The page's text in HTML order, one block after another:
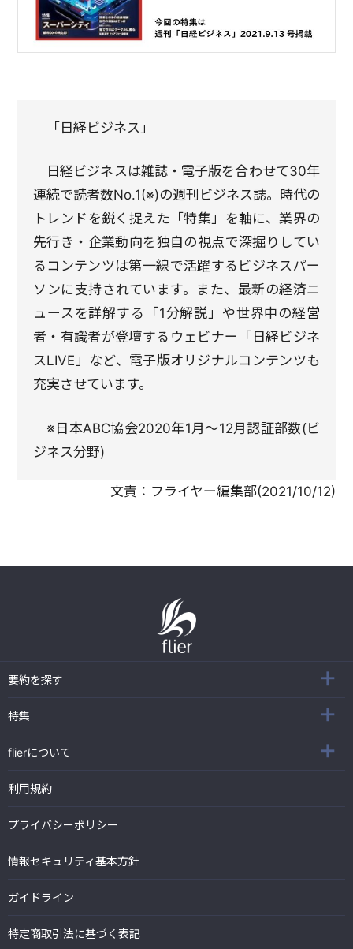
「日経ビジネス」
日経ビジネスは雑誌・電子版を合わせて30年
連続で読者数No.1(※)の週刊ビジネス誌。時代の
トレンドを鋭く捉えた「特集」を軸に、業界の
先行き・企業動向を独自の視点で深掘りしてい
るコンテンツは第一線で活躍するビジネスパー
ソンに支持されています。また、最新の経済ニ
ュースを詳解する「1分解説」や世界中の経営
者・有識者が登壇するウェビナー「日経ビジネ
スLIVE」など、電子版オリジナルコンテンツも
充実させています。
※日本ABC協会2020年1月～12月認証部数(ビ
ジネス分野)
文責： フライヤー編集部(2021/10/12)
要約を探す
特集
flierについて
利用規約
プライバシーポリシー
情報セキュリティ基本方針
ガイドライン
特定商取引法に基づく表記